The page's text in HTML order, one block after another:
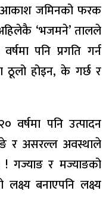
आकाश जमिनको फरक
‘भजमने’ तालले
पनि प्रगति गर्न
होइन, के गर्छ र
वर्षमा पनि उत्पादन
र असरल्ल अवस्थाले
गज्याङ र मज्याङको
बनाएपनि लक्ष्य